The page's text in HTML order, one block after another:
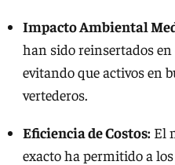
Impacto Ambiental
han sido reinsertados
evitando que activos en
vertederos.
Eficiencia de Costos:El
exacto ha permitido a